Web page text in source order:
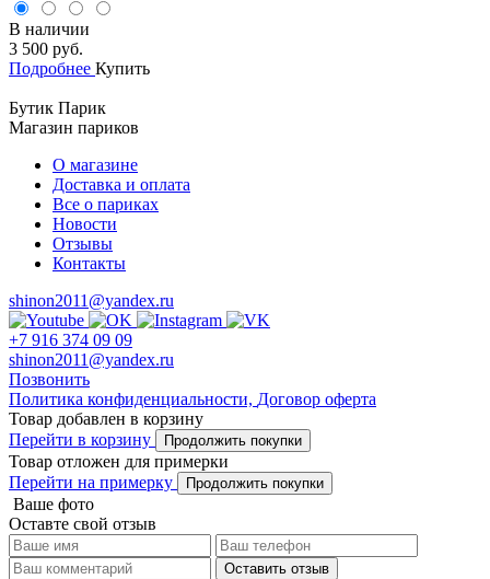
В наличии
3 500 руб.
Подробнее Купить
Бутик Парик
Магазин париков
О магазине
Доставка и оплата
Все о париках
Новости
Отзывы
Контакты
shinon2011@yandex.ru
+7 916 374 09 09
shinon2011@yandex.ru
Позвонить
Политика конфиденциальности, Договор оферта
Товар добавлен в корзину
Перейти в корзину
Продолжить покупки
Товар отложен для примерки
Перейти на примерку
Продолжить покупки
Ваше фото
Оставте свой отзыв
Оставить отзыв